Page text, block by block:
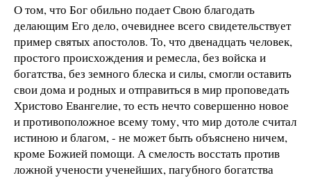
О том, что Бог обильно подает Свою благодать
делающим Его дело, очевиднее всего свидетельствует
пример святых апостолов. То, что двенадцать человек,
простого происхождения и ремесла, без войска и
богатства, без земного блеска и силы, смогли оставить
свои дома и родных и отправиться в мир проповедать
Христово Евангелие, то есть нечто совершенно новое
и противоположное всему тому, что мир дотоле считал
истиною и благом, - не может быть объяснено ничем,
кроме Божией помощи. А смелость восстать против
ложной учености ученейших, пагубного богатства